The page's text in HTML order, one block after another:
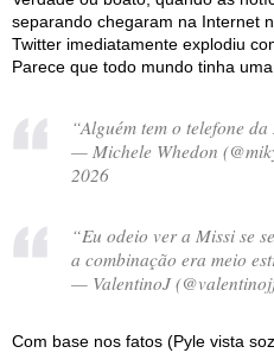
separando chegaram na Internet
Twitter imediatamente explodiu
Parece que todo mundo tinha
“Alguém tem o telefone
— Michele Whedon
2026
“Eu odeio ver a Missi se
a combinação era meio
— ValentinoJ
Com base nos fatos (Pyle vista